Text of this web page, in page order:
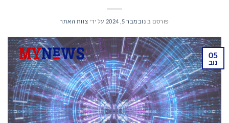
פורסם ב נובמבר 5, 2024 על ידי צוות האתר
05
נוב